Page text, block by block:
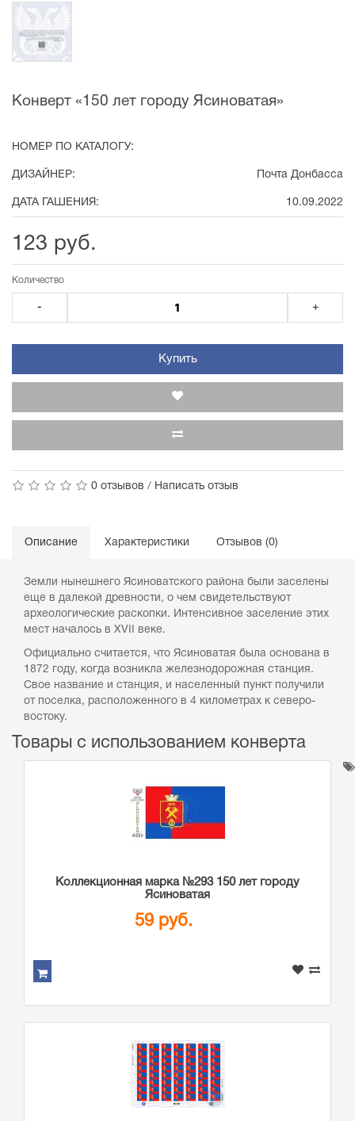
Конверт «150 лет городу Ясиноватая»
НОМЕР ПО КАТАЛОГУ:
ДИЗАЙНЕР: Почта Донбасса
ДАТА ГАШЕНИЯ: 10.09.2022
123 руб.
Количество
- +
Купить
0 отзывов / Написать отзыв
Описание Характеристики Отзывов (0)
Земли нынешнего Ясиноватского района были заселены
еще в далекой древности, о чем свидетельствуют
археологические раскопки. Интенсивное заселение этих
мест началось в XVII веке.
Официально считается, что Ясиноватая была основана в
1872 году, когда возникла железнодорожная станция.
Свое название и станция, и населенный пункт получили
от поселка, расположенного в 4 километрах к северо-
востоку.
Товары с использованием конверта
Коллекционная марка №293 150 лет городу
Ясиноватая
59 руб.